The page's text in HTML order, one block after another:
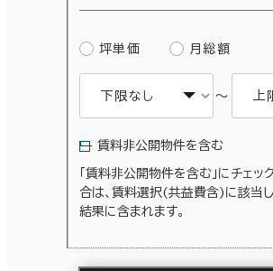
坪単価 月総額
～
賃料非公開物件を含む
「賃料非公開物件を含む」にチェッ
合は、賃料選択(共益費含)に該当
結果に含まれます。